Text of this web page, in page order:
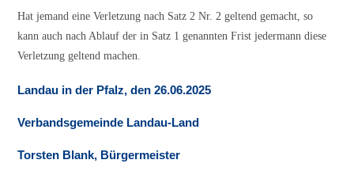
Hat jemand eine Verletzung nach Satz 2 Nr. 2 geltend gemacht, so
kann auch nach Ablauf der in Satz 1 genannten Frist jedermann diese
Verletzung geltend machen.
Landau in der Pfalz, den 26.06.2025
Verbandsgemeinde Landau-Land
Torsten Blank, Bürgermeister